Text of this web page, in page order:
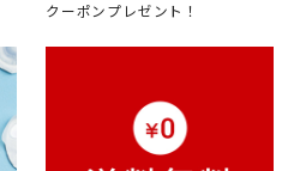
クーポンプレゼント！